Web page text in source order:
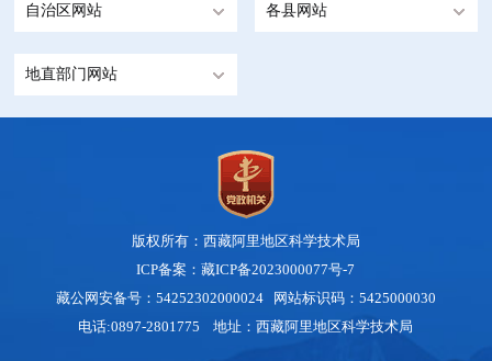
自治区网站 各县网站
地直部门网站
版权所有：西藏阿里地区科学技术局
ICP备案：藏ICP备2023000077号-7
藏公网安备号： 54252302000024网站标识码：5425000030
电话:0897-2801775 地址：西藏阿里地区科学技术局